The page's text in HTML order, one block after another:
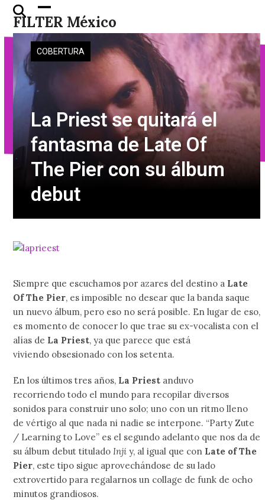
Skip
content
FILTER México
Open
mobile
menu
Close
mobile
menu
COBERTURA
La Priest se quitará el
fantasma de Late Of
The Pier con su álbum
debut
Siempre que escuchamos por azares del destino a Late
Of The Pier, es imposible no desear que la banda saque
un nuevo álbum, pero eso no será posible. En lugar de eso,
es momento de conocer lo que trae su ex-vocalista con el
alías de La Priest, ya que parece que está
viviendo obsesionado con los setenta.
En los últimos tres años, La Priest anduvo
recorriendo todo el mundo para recopilar diversos
sonidos para construir uno solo; uno con un ritmo lleno
de vértigo al que nada ni nadie se interpone. “Party Zute
/ Learning to Love” es el segundo adelanto que nos da de
su álbum debut titulado Inji y, al igual que con Late of The
Pier, este tipo sigue aprovechándose de su lado
extrovertido para regalarnos un collage de funk de ocho
minutos grandiosos.